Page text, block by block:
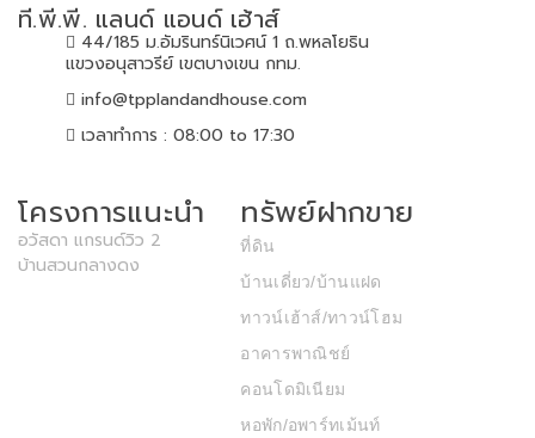
ที.พี.พี. แลนด์ แอนด์ เฮ้าส์
44/185 ม.อัมรินทร์นิเวศน์ 1 ถ.พหลโยธิน
แขวงอนุสาวรีย์ เขตบางเขน กทม.
info@tpplandandhouse.com
เวลาทำการ : 08:00 to 17:30
โครงการแนะนำ
อวัสดา แกรนด์วิว 2
บ้านสวนกลางดง
ทรัพย์ฝากขาย
ที่ดิน
บ้านเดี่ยว/บ้านแฝด
ทาวน์เฮ้าส์/ทาวน์โฮม
อาคารพาณิชย์
คอนโดมิเนียม
หอพัก/อพาร์ทเม้นท์